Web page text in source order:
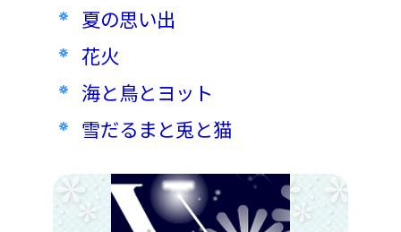
夏の思い出
花火
海と鳥とヨット
雪だるまと兎と猫